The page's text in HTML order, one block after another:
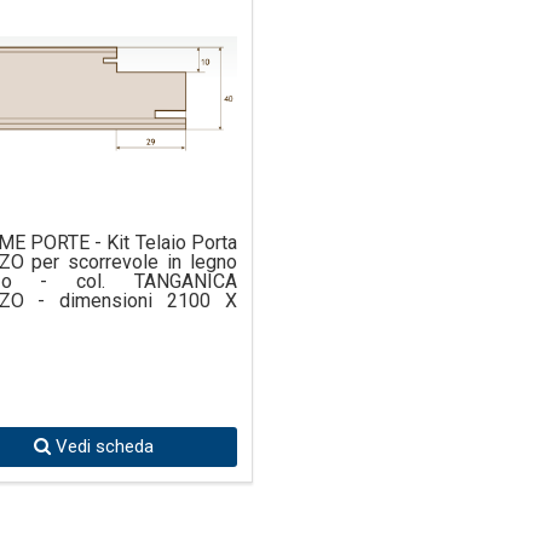
PORTE - Kit Telaio Porta
per scorrevole in legno
- col. TANGANICA
- dimensioni 2100 X
Vedi scheda